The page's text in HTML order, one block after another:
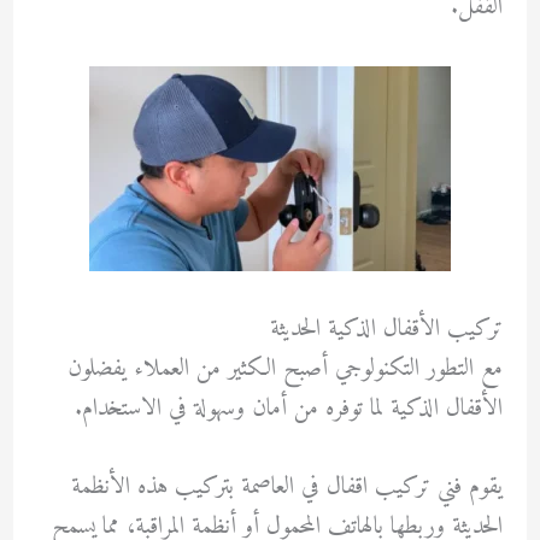
تركيب الأقفال الذكية الحديثة
مع التطور التكنولوجي أصبح الكثير من العملاء يفضلون
الأقفال الذكية لما توفره من أمان وسهولة في الاستخدام.
يقوم فني تركيب اقفال في العاصمة بتركيب هذه الأنظمة
الحديثة وربطها بالهاتف المحمول أو أنظمة المراقبة، مما يسمح